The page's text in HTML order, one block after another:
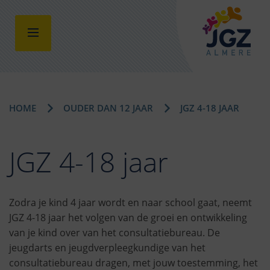
HOME OUDER DAN 12 JAAR JGZ 4-18 JAAR
JGZ 4-18 jaar
Zodra je kind 4 jaar wordt en naar school gaat, neemt
JGZ 4-18 jaar het volgen van de groei en ontwikkeling
van je kind over van het consultatiebureau. De
jeugdarts en jeugdverpleegkundige van het
consultatiebureau dragen, met jouw toestemming, het